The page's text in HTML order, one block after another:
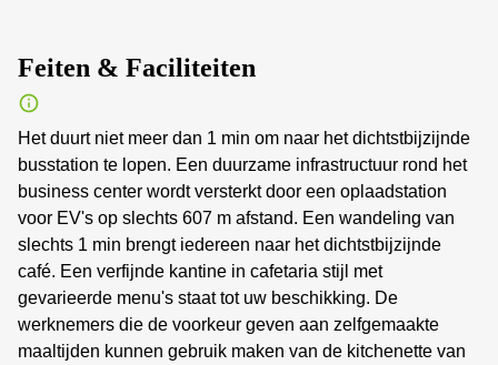
Feiten & Faciliteiten
Het duurt niet meer dan 1 min om naar het dichtstbijzijnde
busstation te lopen. Een duurzame infrastructuur rond het
business center wordt versterkt door een oplaadstation
voor EV's op slechts 607 m afstand. Een wandeling van
slechts 1 min brengt iedereen naar het dichtstbijzijnde
café. Een verfijnde kantine in cafetaria stijl met
gevarieerde menu's staat tot uw beschikking. De
werknemers die de voorkeur geven aan zelfgemaakte
maaltijden kunnen gebruik maken van de kitchenette van